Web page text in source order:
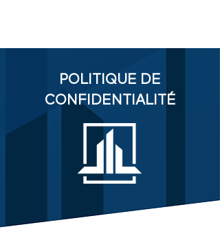
POLITIQUE DE
CONFIDENTIALITÉ